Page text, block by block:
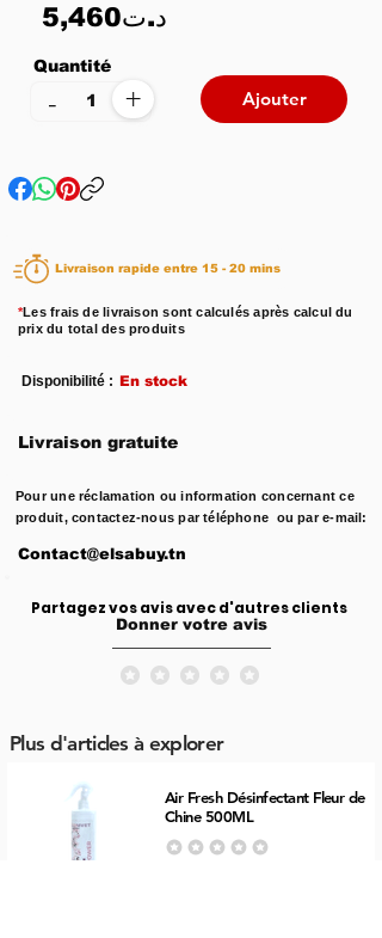
5,460د.ت
Quantité
+
- Ajouter
Livraison rapide entre 15 - 20 mins
*Les frais de livraison sont calculés après calcul du
prix du total des produits
Disponibilité : En stock
Livraison gratuite
Pour une réclamation ou information concernant ce
produit, contactez-nous par téléphone ou par e-mail:
Contact@elsabuy.tn
Partagez vos avis avec d'autres clients
Donner votre avis
Aucune note pour le moment
Plus d'articles à explorer
Air Fresh Désinfectant Fleur de
Chine 500ML
Aucune note pour le moment